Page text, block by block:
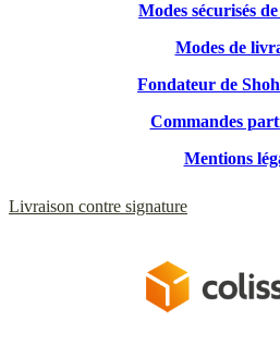
Modes sécurisés
Modes de
Fondateur de
Commandes
Mentions
Livraison contre signature